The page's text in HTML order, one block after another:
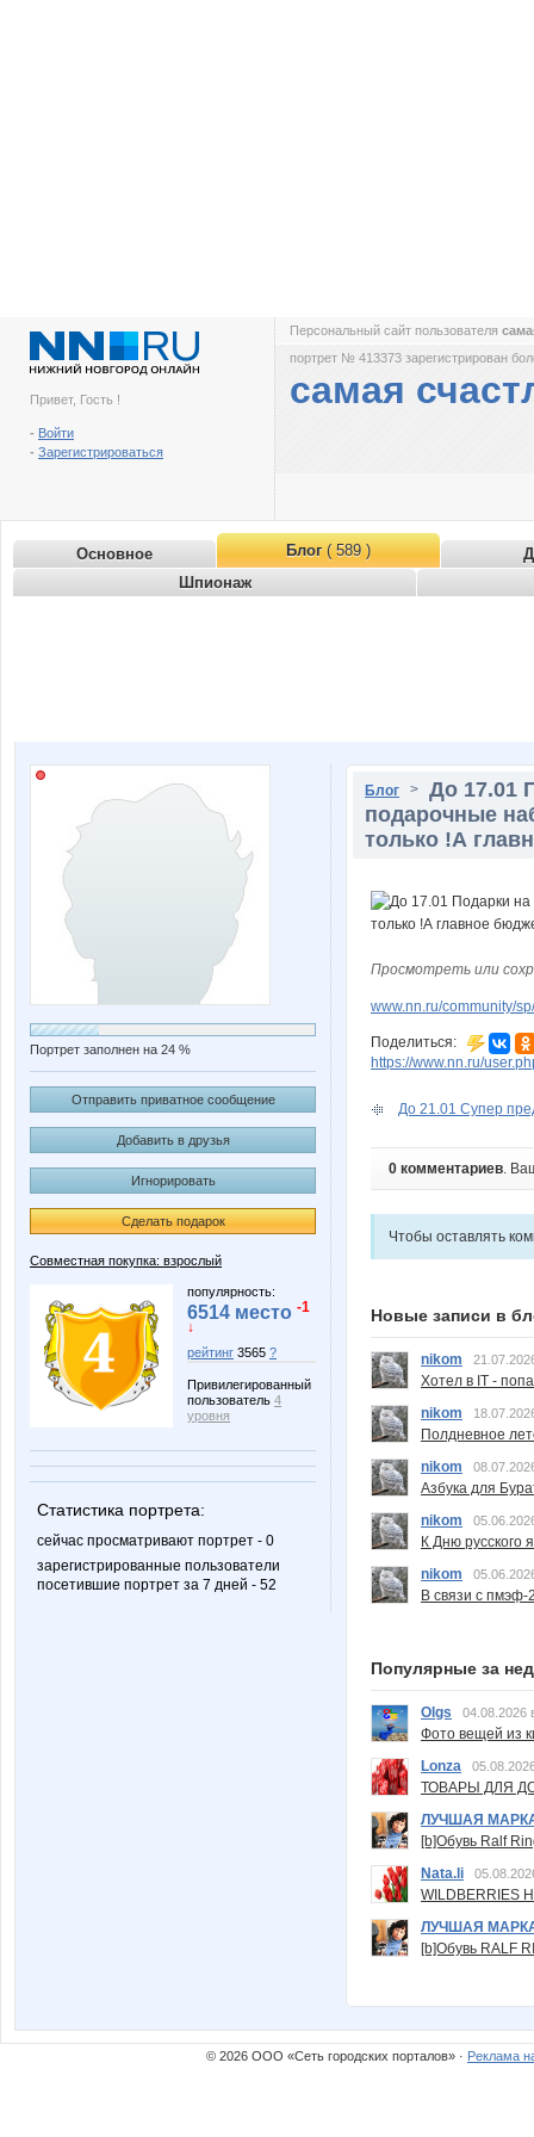
Привет, Гость !
- Войти
- Зарегистрироваться
Персональный сайт пользователя
портрет № 413373 зарегистрирован
самая
Основное Блог( 589 )
Шпионаж
Портрет заполнен на 24 %
Отправить приватное сообщение
Добавить в друзья
Игнорировать
Сделать подарок
Совместная покупка: взрослый
популярность:
6514 место -1
↓
рейтинг 3565 ?
Привилегированный
пользователь 4
уровня
Статистика портрета:
сейчас просматривают портрет - 0
зарегистрированные пользователи
посетившие портрет за 7 дней - 52
Блог > До 17.01
подарочные
только !А
Просмотреть или
www.nn.ru/community/
Поделиться:
https://www.nn.ru/
До 21.01 Супер
0 комментариев.
Чтобы оставлять
Новые записи в
nikom
Хотел в IT -
nikom
Полдневное
nikom
Азбука для
nikom
К Дню русского
nikom
В связи с пмэф-
Популярные за
Olgs 04.08.2026
Фото вещей из
Lonza
ТОВАРЫ ДЛЯ
ЛУЧШАЯ
[b]Обувь Ralf
Nata.li
ЛУЧШАЯ
[b]Обувь RALF
© 2026 ООО «Сеть городских порталов» · Реклама